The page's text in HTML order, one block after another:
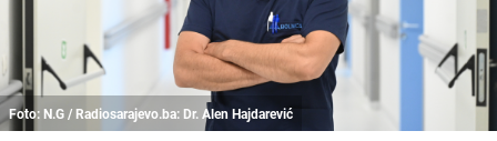
Foto: N.G / Radiosarajevo.ba: Dr. Alen Hajdarević